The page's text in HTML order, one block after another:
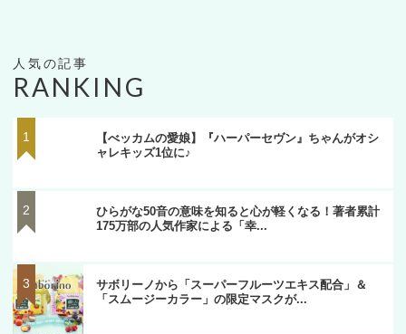
RANKING
【べッカムの愛娘】『ハーパーセヴン』ちゃんがオシ
ャレキッズ1位に♪
ひらがな50音の意味を知ると心が軽くなる！著者累計
175万部の人気作家による「幸...
サボリーノから「スーパーフルーツエキス配合」＆
「スムージーカラー」の限定マスクが...